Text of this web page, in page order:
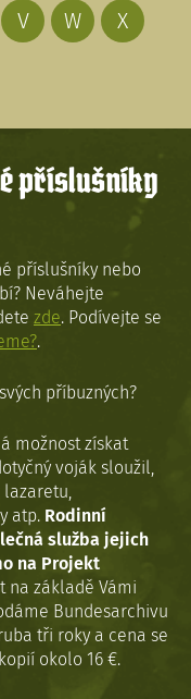
V W
X
příslušníky
příslušníky nebo
Neváhejte
zde. Podívejte se
.
příbuzných?
možnost získat
voják sloužil,
lazaretu,
atp. Rodinní
služba jejich
na Projekt
na základě Vámi
Bundesarchivu
tři roky a cena se
okolo 16 €.